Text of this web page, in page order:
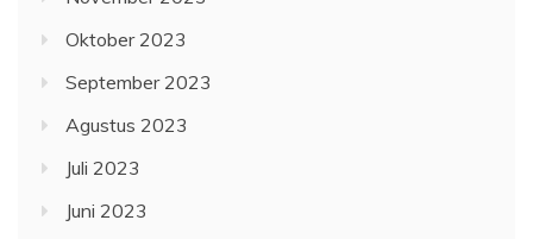
Oktober 2023
September 2023
Agustus 2023
Juli 2023
Juni 2023